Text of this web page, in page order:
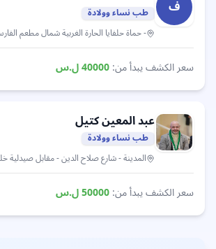
ف
طب نساء وولادة
- حماة حلفايا الحارة الغربية شمال مطعم الفارس
سعر الكشف يبدأ من:40000ل.س
عبد المعينكتيل
طب نساء وولادة
المدينة- شارع صلاح الدين - مقابل صيدلية
سعر الكشف يبدأ من:50000ل.س